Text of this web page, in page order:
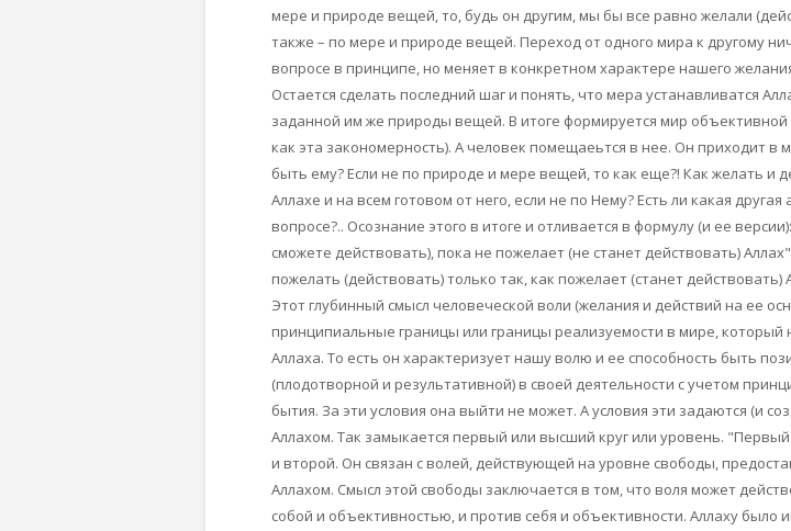
мере и природе вещей, то, будь он другим, мы бы все равно желали
также – по мере и природе вещей. Переход от одного мира к другому
вопросе в принципе, но меняет в конкретном характере нашего
Остается сделать последний шаг и понять, что мера устанавливатся
заданной им же природы вещей. В итоге формируется мир объективной
как эта закономерность). А человек помещаеьтся в нее. Он приходит в
быть ему? Если не по природе и мере вещей, то как еще?! Как желать и
Аллахе и на всем готовом от него, если не по Нему? Есть ли какая
вопросе?.. Осознание этого в итоге и отливается в формулу (и ее
сможете действовать), пока не пожелает (не станет действовать)
пожелать (действовать) только так, как пожелает (станет действовать)
Этот глубинный смысл человеческой воли (желания и действий на ее
принципиальные границы или границы реализуемости в мире, который
Аллаха. То есть он характеризует нашу волю и ее способность быть
(плодотворной и результативной) в своей деятельности с учетом
бытия. За эти условия она выйти не может. А условия эти задаются (и
Аллахом. Так замыкается первый или высший круг или уровень.
и второй. Он связан с волей, действующей на уровне свободы,
Аллахом. Смысл этой свободы заключается в том, что воля может
собой и объективностью, и против себя и объективности. Аллаху было